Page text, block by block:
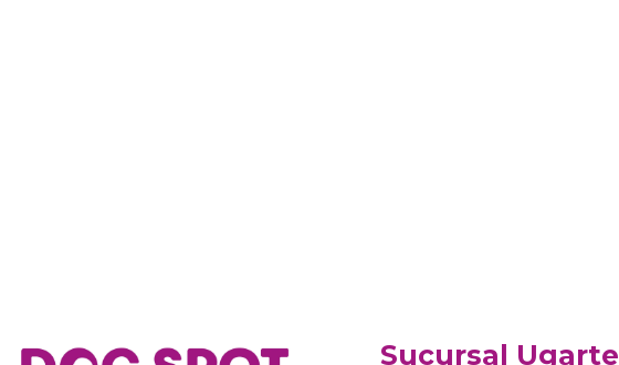
Sucursal Ugarte